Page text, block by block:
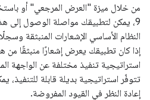
9، يمكن لتطبيقك مواصلة الوصول إلى
النظام الأساسي الإشعارات المنبثقة
إذا كان تطبيقك يعرض إشعارًا منبثقًا من
استراتيجية تنفيذ مختلفة عن الواجهة
تتوفّر استراتيجية بديلة قابلة للتنفيذ،
إعادة النظر في القيود المفروضة.